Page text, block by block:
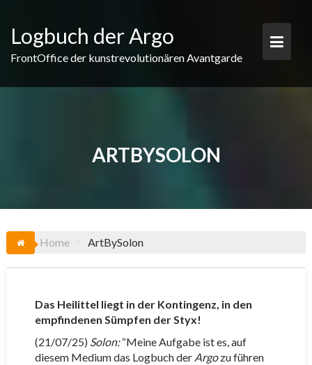
content
Logbuch der Argo
FrontOffice der kunstrevolutionären Avantgarde
ARTBYSOLON
Home ArtBySolon
Das Heilittel liegt in der Kontingenz, in den
empfindenen Sümpfen der Styx!
(21/07/25) Solon:“Meine Aufgabe ist es, auf
diesem Medium das Logbuch der Argozu führen